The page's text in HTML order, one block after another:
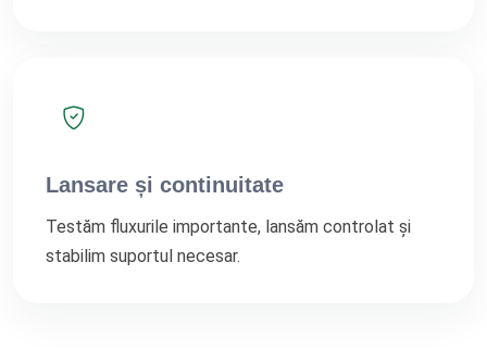
Lansare și continuitate
Testăm fluxurile importante, lansăm controlat și
stabilim suportul necesar.